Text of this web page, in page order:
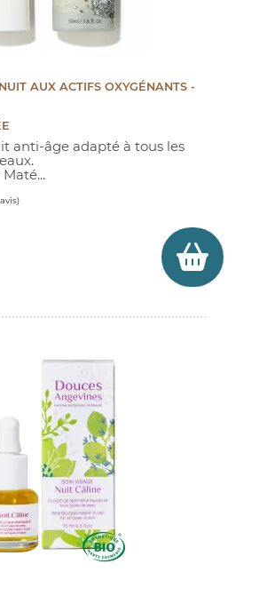
AUX ACTIFS OXYGÉNANTS -
anti-âge adapté à tous les